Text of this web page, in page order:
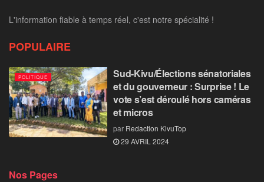
L'information fiable à temps réel, c'est notre spécialité !
POPULAIRE
POLITIQUE
Sud-Kivu/Élections sénatoriales
et du gouverneur : Surprise ! Le
vote s’est déroulé hors caméras
et micros
par Redaction KivuTop
29 AVRIL 2024
Nos Pages